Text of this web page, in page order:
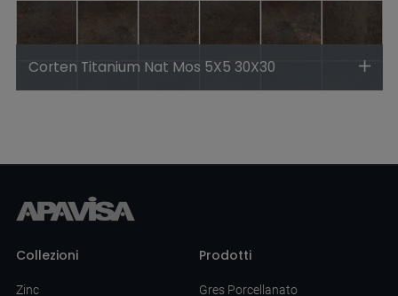
Corten Titanium Nat Mos 5X5 30X30
Collezioni
Zinc
Prodotti
Gres Porcellanato